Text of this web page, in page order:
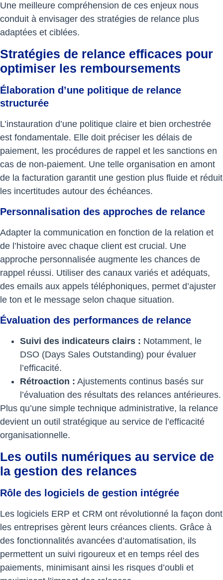
Une meilleure compréhension de ces enjeux nous
conduit à envisager des stratégies de relance plus
adaptées et ciblées.
Stratégies de relance efficaces pour
optimiser les remboursements
Élaboration d’une politique de relance
structurée
L’instauration d’une politique claire et bien orchestrée
est fondamentale. Elle doit préciser les délais de
paiement, les procédures de rappel et les sanctions en
cas de non-paiement. Une telle organisation en amont
de la facturation garantit une gestion plus fluide et réduit
les incertitudes autour des échéances.
Personnalisation des approches de relance
Adapter la communication en fonction de la relation et
de l’histoire avec chaque client est crucial. Une
approche personnalisée augmente les chances de
rappel réussi. Utiliser des canaux variés et adéquats,
des emails aux appels téléphoniques, permet d’ajuster
le ton et le message selon chaque situation.
Évaluation des performances de relance
Suivi des indicateurs clairs : Notamment, le
DSO (Days Sales Outstanding) pour évaluer
l’efficacité.
Rétroaction : Ajustements continus basés sur
l’évaluation des résultats des relances antérieures.
Plus qu’une simple technique administrative, la relance
devient un outil stratégique au service de l’efficacité
organisationnelle.
Les outils numériques au service de
la gestion des relances
Rôle des logiciels de gestion intégrée
Les logiciels ERP et CRM ont révolutionné la façon dont
les entreprises gèrent leurs créances clients. Grâce à
des fonctionnalités avancées d’automatisation, ils
permettent un suivi rigoureux et en temps réel des
paiements, minimisant ainsi les risques d’oubli et